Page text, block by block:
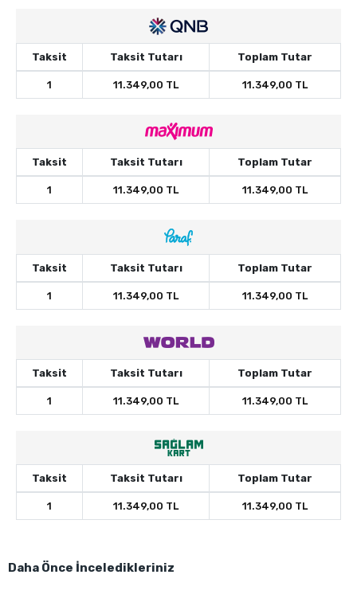
Taksit Taksit Tutarı Toplam Tutar
1 11.349,00 TL 11.349,00 TL
Taksit Taksit Tutarı Toplam Tutar
1 11.349,00 TL 11.349,00 TL
Taksit Taksit Tutarı Toplam Tutar
1 11.349,00 TL 11.349,00 TL
Taksit Taksit Tutarı Toplam Tutar
1 11.349,00 TL 11.349,00 TL
Taksit Taksit Tutarı Toplam Tutar
1 11.349,00 TL 11.349,00 TL
Daha Önce İnceledikleriniz